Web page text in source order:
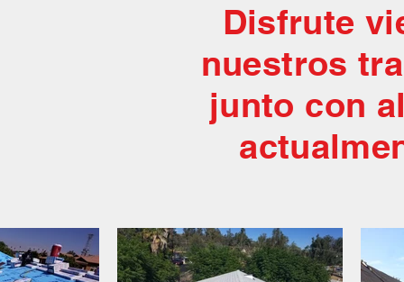
Disfrute
nuestros
junto con